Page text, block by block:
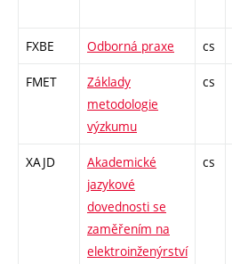
FXBE Odborná praxe cs
FMET
Základy
metodologie
výzkumu
cs
XAJD
Akademické
jazykové
dovednosti se
zaměřením na
elektroinženýrství
cs